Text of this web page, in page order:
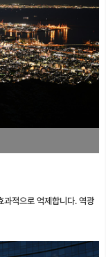
과적으로 억제합니다. 역광